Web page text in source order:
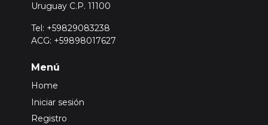
Uruguay C.P. 11100
Tel: +59829083238
ACG: +59898017627
Menú
Home
Iniciar sesión
Registro